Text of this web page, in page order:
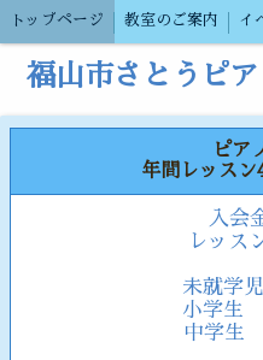
トップページ 教室のご案内 イ
福山市さとうピ
ピア
年間レッス
入会
レッス
未就学
小学
中学